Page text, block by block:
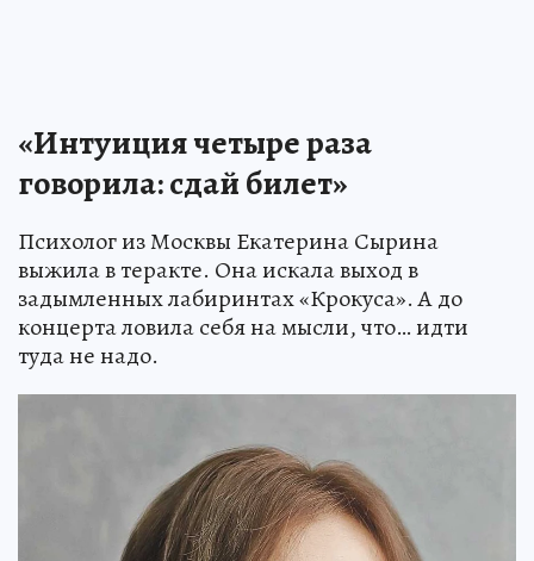
«Интуиция четыре раза
говорила: сдай билет»
Психолог из Москвы Екатерина Сырина
выжила в теракте. Она искала выход в
задымленных лабиринтах «Крокуса». А до
концерта ловила себя на мысли, что… идти
туда не надо.